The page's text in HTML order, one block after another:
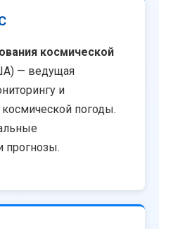
космической
— ведущая
и
погоды.
прогнозы.